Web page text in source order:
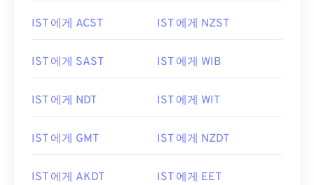
IST 에게 ACST IST 에게 NZST
IST 에게 SAST IST 에게 WIB
IST 에게 NDT IST 에게 WIT
IST 에게 GMT IST 에게 NZDT
IST 에게 AKDT IST 에게 EET